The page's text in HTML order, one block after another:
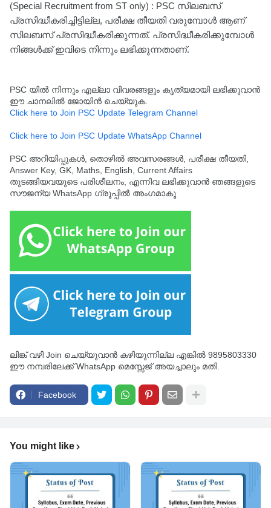
(Special Recruitment from ST only) : PSC സിലബസ്
പ്രസിദ്ധീകരിച്ചിട്ടില്ല, പരീക്ഷ തീയതി വരുമ്പോൾ ആണ്
സിലബസ് പ്രസിദ്ധീകരിക്കുന്നത്. പ്രസിദ്ധീകരിക്കുമ്പോൾ
നിങ്ങൾക്ക് ഇവിടെ നിന്നും ലഭിക്കുന്നതാണ്.
PSC യിൽ നിന്നും എല്ലാ വിവരങ്ങളും കൃത്യമായി ലഭിക്കുവാൻ
ഈ ചാനലിൽ ജോയിൻ ചെയ്യുക.
Click here to Join PSC Update Telegram Channel
Click here to Join PSC Update WhatsApp Channel
PSC അറിയിപ്പുകൾ, തൊഴിൽ അവസരങ്ങൾ, പരീക്ഷ തീയതി,
Answer Key, GK, Maths, English, Current Affairs
തുടങ്ങിയവയുടെ പരിശീലനം, എന്നിവ ലഭിക്കുവാൻ ഞങ്ങളുടെ
സൗജന്യ WhatsApp ഗ്രൂപ്പിൽ അംഗമാകൂ
ലിങ്ക് വഴി Join ചെയ്യുവാൻ കഴിയുന്നില്ല എങ്കിൽ 9895803330
ഈ നമ്പരിലേക്ക് WhatsApp മെസ്സേജ് അയച്ചാലും മതി.
Facebook
You might like